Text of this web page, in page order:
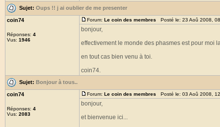
Sujet: Oups !! j ai oublier de me presenter
coin74
Réponses: 4
Vus: 1946
Forum: Le coin des membres Posté le: 23 Aoû 2008,
bonjour,
effectivement le monde des phasmes est pour moi
en tout cas bien venu à toi.
coin74.
Sujet: Bonjour à tous..
coin74
Réponses: 4
Vus: 2083
Forum: Le coin des membres Posté le: 03 Aoû 2008,
bonjour,
et bienvenue ici...